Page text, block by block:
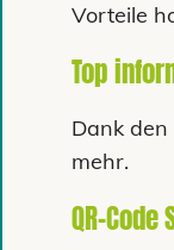
Vorteile
Top
Dank
mehr.
QR-Code